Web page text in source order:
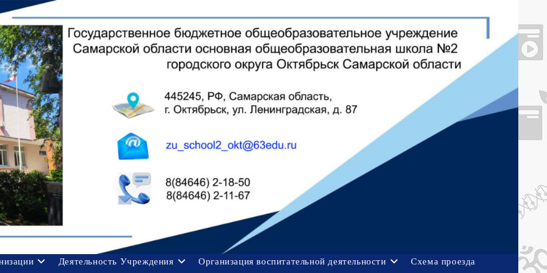
Деятельность Учреждения Организация воспитательной деятельности
Схема проезда